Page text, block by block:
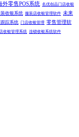
外零售POS系统 名优创品门店收银
装收银系统 服装店收银管理软件 未来
踪系统 门店收银管理 零售管理软
收银管理系统 连锁收银系统软件